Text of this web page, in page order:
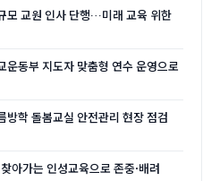
모 교원 인사 단행…미래 교육 위한
운동부 지도자 맞춤형 연수 운영으로
방학 돌봄교실 안전관리 현장 점검
아가는 인성교육으로 존중·배려